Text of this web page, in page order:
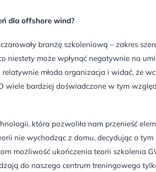
dla offshore wind?
branżę szkoleniową – zakres
niestety może wpłynąć negatywnie na
młoda organizacja i widać, że
wiele bardziej doświadczone w tym
która pozwoliła nam przenieść
nie wychodząc z domu, decydując o
możliwość ukończenia teorii szkolenia
do naszego centrum treningowego